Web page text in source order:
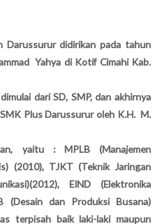
Darussurur didirikan pada tahun
Yahya di Kotif Cimahi Kab.
dari SD, SMP, dan akhirnya
Plus Darussurur oleh K.H. M.
yaitu :MPLB (Manajemen
(2010), TJKT (Teknik Jaringan
EIND (Elektronika
(Desain dan Produksi Busana)
terpisah baik laki-laki maupun